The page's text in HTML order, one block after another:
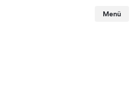
Menü